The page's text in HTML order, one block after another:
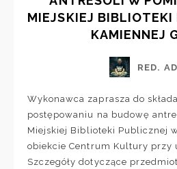
MIEJSKIEJ
KAMIENNEJ
RED.
Wykonawca zaprasza do
postępowaniu na budowę
Miejskiej Biblioteki Publicznej
obiekcie Centrum Kultury przy
Szczegóły dotyczące